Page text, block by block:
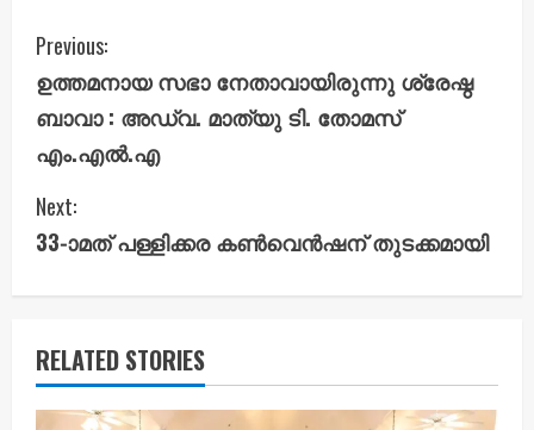
C
o
n
t
i
n
u
e
Previous:
ഉത്തമനായ സഭാ നേതാവായിരുന്നു ശ്രേഷ്ഠ
ബാവാ : അഡ്വ. മാത്യു ടി. തോമസ്
എം.എൽ.എ
Next:
33-ാമത് പള്ളിക്കര കൺവെൻഷന് തുടക്കമായി
RELATED STORIES